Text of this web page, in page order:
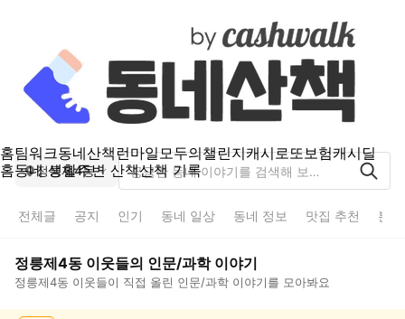
홈팀워크동네산책 런마일모두의챌린지캐시로또보험캐시딜
홈동네 생활주변 산책산책 기록
정릉제4동
전체글 공지 인기 동네 일상 동네 정보 맛집 추천 분
정릉제4동 이웃들의 인문/과학이야기
정릉제4동 이웃들이 직접 올린 인문/과학 이야기를 모아봐요